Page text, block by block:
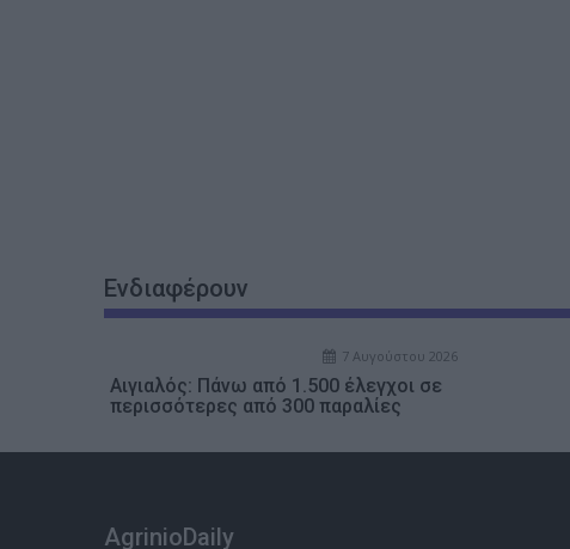
Ενδιαφέρουν
7 Αυγούστου 2026
Αιγιαλός: Πάνω από 1.500 έλεγχοι σε
περισσότερες από 300 παραλίες
AgrinioDaily